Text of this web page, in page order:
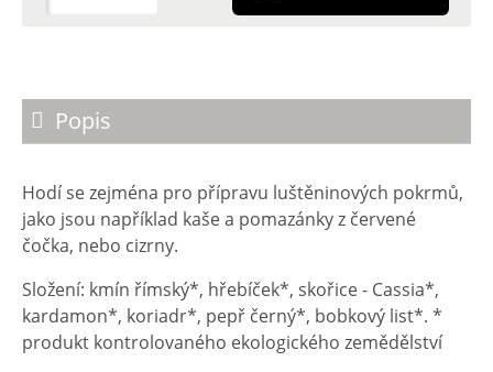
Popis
Hodí se zejména pro přípravu luštěninových pokrmů,
jako jsou například kaše a pomazánky z červené
čočka, nebo cizrny.
Složení: kmín římský*, hřebíček*, skořice - Cassia*,
kardamon*, koriadr*, pepř černý*, bobkový list*. *
produkt kontrolovaného ekologického zemědělství